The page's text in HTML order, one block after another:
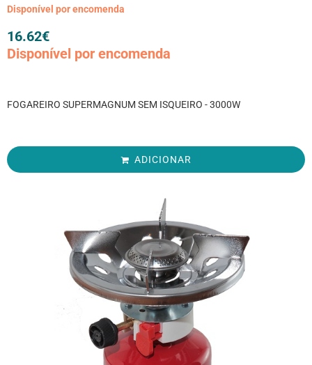
Disponível por encomenda
16.62€
Disponível por encomenda
FOGAREIRO SUPERMAGNUM SEM ISQUEIRO - 3000W
ADICIONAR